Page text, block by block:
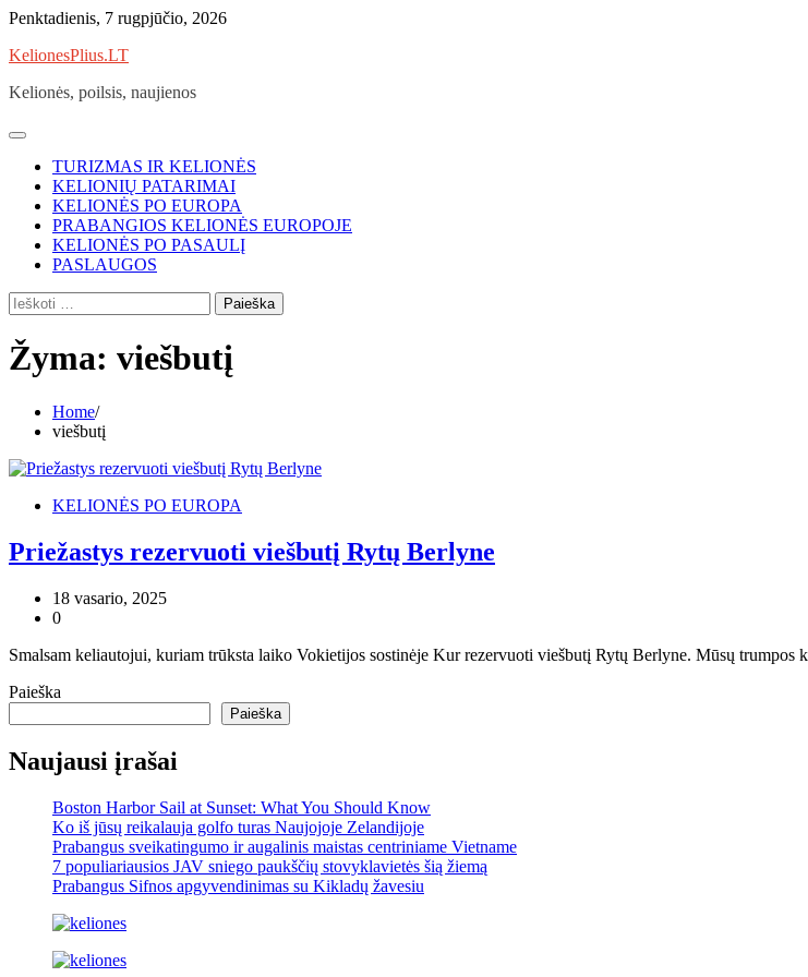
Skip
content
Penktadienis, 7 rugpjūčio, 2026
KelionesPlius.LT
Kelionės, poilsis, naujienos
TURIZMAS IR KELIONĖS
KELIONIŲ PATARIMAI
KELIONĖS PO EUROPA
PRABANGIOS KELIONĖS EUROPOJE
KELIONĖS PO PASAULĮ
PASLAUGOS
Ieškoti:
Žyma: viešbutį
Home
viešbutį
KELIONĖS PO EUROPA
Priežastys rezervuoti viešbutį Rytų Berlyne
18 vasario, 2025
0
Smalsam keliautojui, kuriam trūksta laiko Vokietijos sostinėje Kur rezervuoti viešbutį Rytų Berlyne. Mūsų
Paieška
Paieška
Naujausi įrašai
Boston Harbor Sail at Sunset: What You Should Know
Ko iš jūsų reikalauja golfo turas Naujojoje Zelandijoje
Prabangus sveikatingumo ir augalinis maistas centriniame Vietname
7 populiariausios JAV sniego paukščių stovyklavietės šią žiemą
Prabangus Sifnos apgyvendinimas su Kikladų žavesiu